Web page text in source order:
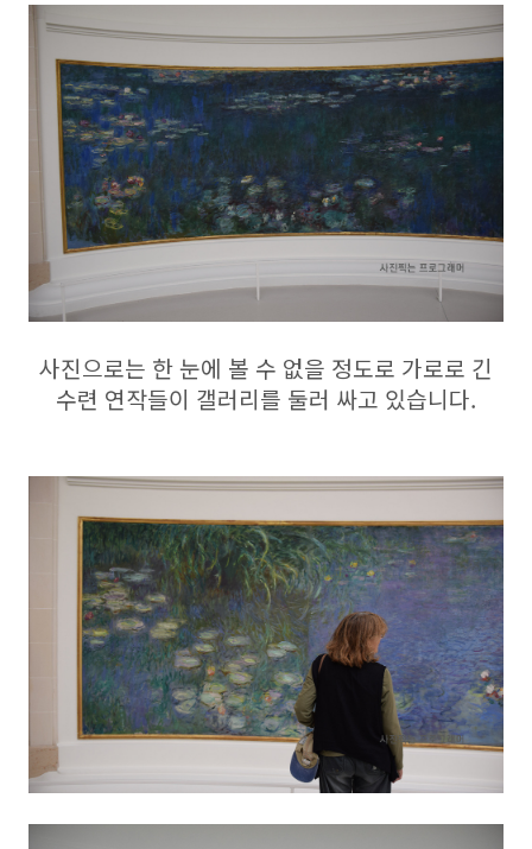
사진으로는 한 눈에 볼 수 없을 정도로 가로로 긴
수련 연작들이 갤러리를 둘러 싸고 있습니다.